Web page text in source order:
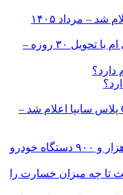
فروش نقدی محصولات فونیکس و ام وی ام با تحویل ۳۰ روزه –
شرایط پیش فروش قطعی چانگان CS۵۵ پلاس سایپا اعلام شد –
فروش ایران خودرو آغاز شد؛ عرضه ۵۳ هزار و ۹۰۰ دستگاه خودرو